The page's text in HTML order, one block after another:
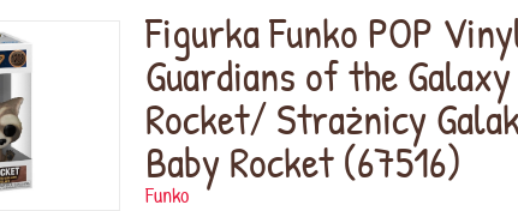
Figurka Funko POP
Guardians of the
Rocket/ Strażnicy
Baby Rocket (67516)
Funko